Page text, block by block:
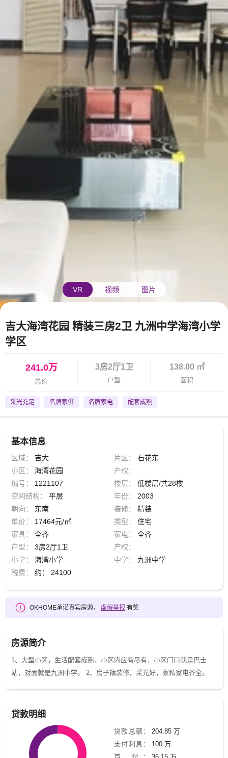
VR 视频 图片
吉大海湾花园 精装三房2卫 九洲中学海湾小学
学区
241.0万
总价
3房2厅1卫
户型
138.00 ㎡
面积
采光充足 名牌家俱 名牌家电 配套成熟
基本信息
区域： 吉大 片区：
石花东
小区：
海湾花园
产权：
编号：
1221107 楼层：
低楼层/共28楼
空间结构：
平层 年份：
2003
朝向：
东南 装修：
精装
单价：
17464元/㎡ 类型：
住宅
家具：
全齐 家电：
全齐
户型：
3房2厅1卫
产权：
小学：
海湾小学 中学：
九洲中学
税费：
约： 24100
OKHOME承诺真实房源， 虚假举报 有奖
房源简介
1、大型小区，生活配套成熟，小区内应有尽有，小区门口就是巴士
站，对面就是九洲中学。 2、房子精装修，采光好，家私家电齐全。
贷款明细
贷款总额：
204.85 万
支付利息：
100 万